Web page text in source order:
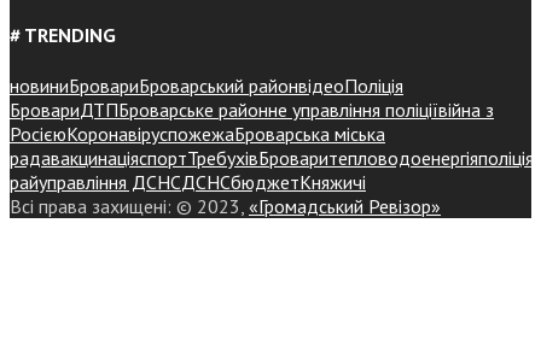
# TRENDING
новиниБровариБроварський районвідеоПоліція
БровариДТПБроварське районне управління поліціївійна з
РосієюКоронавіруспожежаБроварська міська
радавакцинаціяспортТребухівБроваритепловодоенергіяполіція
райуправління ДСНСДСНСбюджетКняжичі
Всі права захищені: © 2023, «Громадський Ревізор»